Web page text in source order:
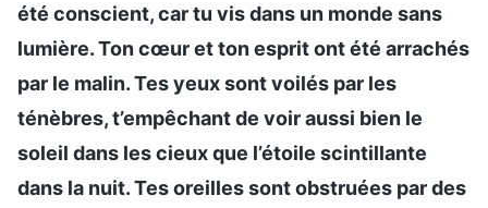
été conscient, car tu vis dans un monde sans
lumière. Ton cœur et ton esprit ont été arrachés
par le malin. Tes yeux sont voilés par les
ténèbres, t’empêchant de voir aussi bien le
soleil dans les cieux que l’étoile scintillante
dans la nuit. Tes oreilles sont obstruées par des